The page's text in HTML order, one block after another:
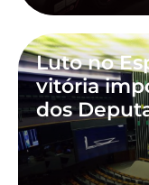
Luto no
vitória
dos